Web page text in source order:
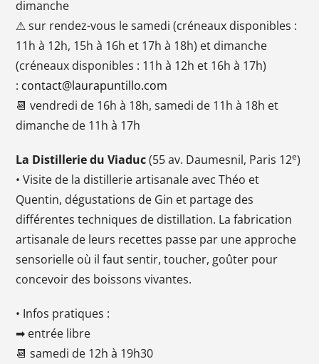
dimanche
⚠ sur rendez-vous le samedi (créneaux disponibles :
11h à 12h, 15h à 16h et 17h à 18h) et dimanche
(créneaux disponibles : 11h à 12h et 16h à 17h)
: contact@laurapuntillo.com
📆 vendredi de 16h à 18h, samedi de 11h à 18h et
dimanche de 11h à 17h
La Distillerie du Viaduc(55 av. Daumesnil, Paris 12e)
• Visite de la distillerie artisanale avec Théo et
Quentin, dégustations de Gin et partage des
différentes techniques de distillation. La fabrication
artisanale de leurs recettes passe par une approche
sensorielle où il faut sentir, toucher, goûter pour
concevoir des boissons vivantes.
• Infos pratiques :
➡ entrée libre
📆 samedi de 12h à 19h30